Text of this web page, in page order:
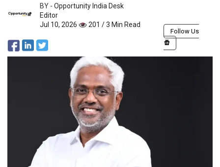
BY - Opportunity India Desk
Editor
Jul 10, 2026
201 / 3 Min Read
Follow Us